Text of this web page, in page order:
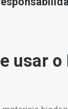
usar o